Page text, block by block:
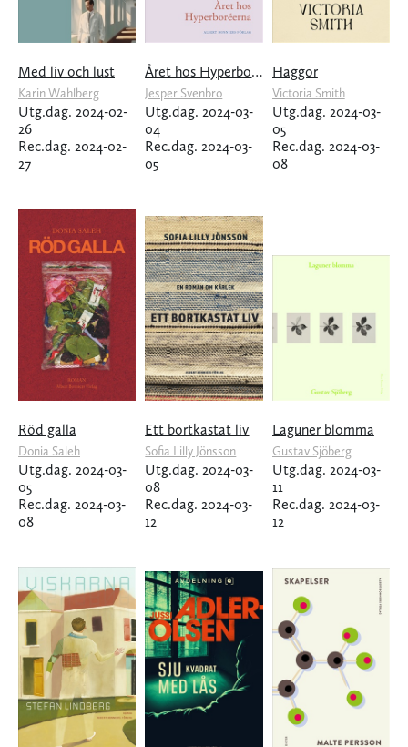
Med liv och lust
Karin Wahlberg
Utg.dag. 2024-02-
26
Rec.dag. 2024-02-
27
Året hos Hyperboréerna
Jesper Svenbro
Utg.dag. 2024-03-
04
Rec.dag. 2024-03-
05
Haggor
Victoria Smith
Utg.dag. 2024-03-
05
Rec.dag. 2024-03-
08
Röd galla
Donia Saleh
Utg.dag. 2024-03-
05
Rec.dag. 2024-03-
08
Ett bortkastat liv
Sofia Lilly Jönsson
Utg.dag. 2024-03-
08
Rec.dag. 2024-03-
12
Laguner blomma
Gustav Sjöberg
Utg.dag. 2024-03-
11
Rec.dag. 2024-03-
12